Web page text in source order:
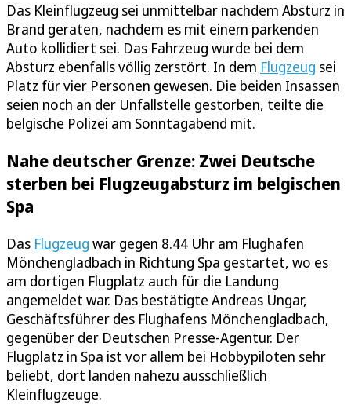
Das Kleinflugzeug sei unmittelbar nachdem Absturz in
Brand geraten, nachdem es mit einem parkenden
Auto kollidiert sei. Das Fahrzeug wurde bei dem
Absturz ebenfalls völlig zerstört. In dem Flugzeug sei
Platz für vier Personen gewesen. Die beiden Insassen
seien noch an der Unfallstelle gestorben, teilte die
belgische Polizei am Sonntagabend mit.
Nahe deutscher Grenze: Zwei Deutsche
sterben bei Flugzeugabsturz im belgischen
Spa
Das Flugzeug war gegen 8.44 Uhr am Flughafen
Mönchengladbach in Richtung Spa gestartet, wo es
am dortigen Flugplatz auch für die Landung
angemeldet war. Das bestätigte Andreas Ungar,
Geschäftsführer des Flughafens Mönchengladbach,
gegenüber der Deutschen Presse-Agentur. Der
Flugplatz in Spa ist vor allem bei Hobbypiloten sehr
beliebt, dort landen nahezu ausschließlich
Kleinflugzeuge.